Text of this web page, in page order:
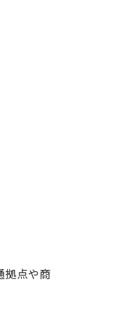
拠点や商